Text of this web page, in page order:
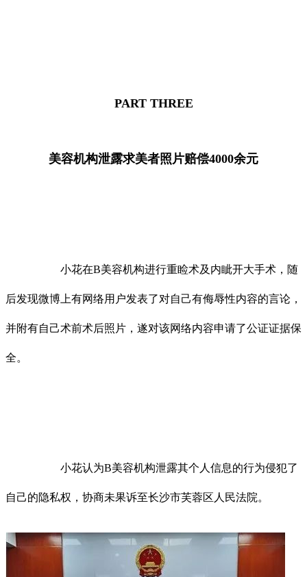
PART THREE
美容机构泄露求美者照片赔偿4000余元
小花在B美容机构进行重睑术及内眦开大手术，随
后发现微博上有网络用户发表了对自己有侮辱性内容的言论，
并附有自己术前术后照片，遂对该网络内容申请了公证证据保
全。
小花认为B美容机构泄露其个人信息的行为侵犯了
自己的隐私权，协商未果诉至长沙市芙蓉区人民法院。